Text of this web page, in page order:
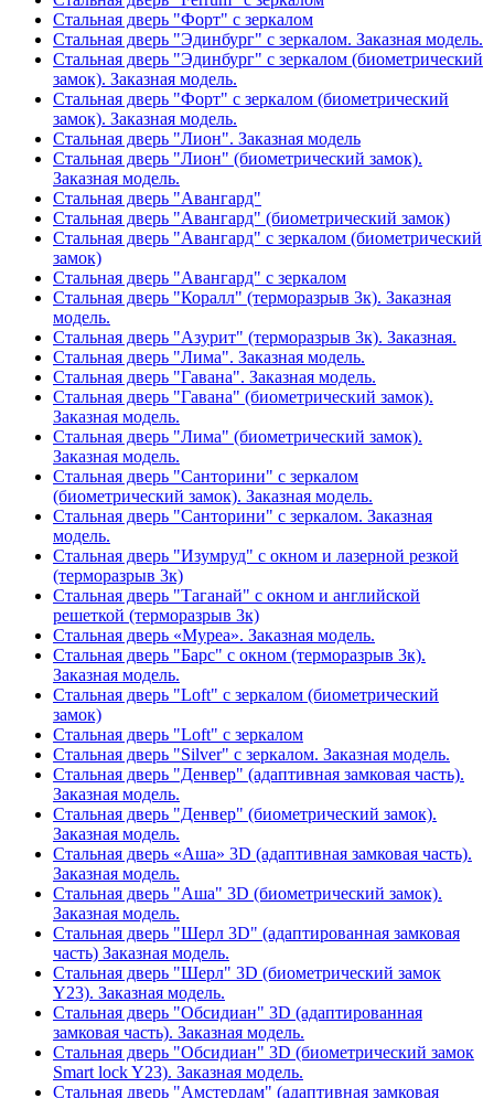
Стальная дверь "Форт" с зеркалом
Стальная дверь "Эдинбург" с зеркалом. Заказная модель.
Стальная дверь "Эдинбург" с зеркалом (биометрический
замок). Заказная модель.
Стальная дверь "Форт" с зеркалом (биометрический
замок). Заказная модель.
Стальная дверь "Лион". Заказная модель
Стальная дверь "Лион" (биометрический замок).
Заказная модель.
Стальная дверь "Авангард"
Стальная дверь "Авангард" (биометрический замок)
Стальная дверь "Авангард" с зеркалом (биометрический
замок)
Стальная дверь "Авангард" с зеркалом
Стальная дверь "Коралл" (терморазрыв 3к). Заказная
модель.
Стальная дверь "Азурит" (терморазрыв 3к). Заказная.
Стальная дверь "Лима". Заказная модель.
Стальная дверь "Гавана". Заказная модель.
Стальная дверь "Гавана" (биометрический замок).
Заказная модель.
Стальная дверь "Лима" (биометрический замок).
Заказная модель.
Стальная дверь "Санторини" с зеркалом
(биометрический замок). Заказная модель.
Стальная дверь "Санторини" с зеркалом. Заказная
модель.
Стальная дверь "Изумруд" с окном и лазерной резкой
(терморазрыв 3к)
Стальная дверь "Таганай" с окном и английской
решеткой (терморазрыв 3к)
Стальная дверь «Муреа». Заказная модель.
Стальная дверь "Барс" с окном (терморазрыв 3к).
Заказная модель.
Стальная дверь "Loft" с зеркалом (биометрический
замок)
Стальная дверь "Loft" с зеркалом
Стальная дверь "Silver" с зеркалом. Заказная модель.
Стальная дверь "Денвер" (адаптивная замковая часть).
Заказная модель.
Стальная дверь "Денвер" (биометрический замок).
Заказная модель.
Стальная дверь «Аша» 3D (адаптивная замковая часть).
Заказная модель.
Стальная дверь "Аша" 3D (биометрический замок).
Заказная модель.
Стальная дверь "Шерл 3D" (адаптированная замковая
часть) Заказная модель.
Стальная дверь "Шерл" 3D (биометрический замок
Y23). Заказная модель.
Стальная дверь "Обсидиан" 3D (адаптированная
замковая часть). Заказная модель.
Стальная дверь "Обсидиан" 3D (биометрический замок
Smart lock Y23). Заказная модель.
Стальная дверь "Амстердам" (адаптивная замковая